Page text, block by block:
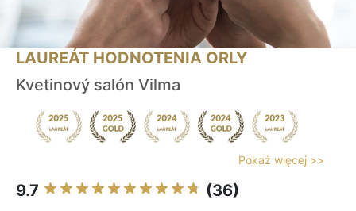
LAUREÁT HODNOTENIA ORLY
Kvetinový salón Vilma
Pokaż więcej >>
9.7 (36)